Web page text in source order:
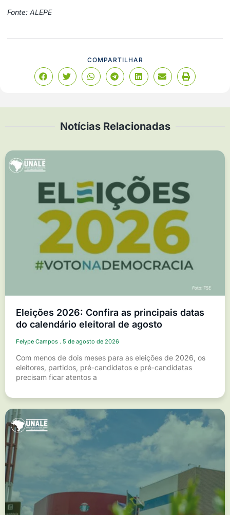
Fonte: ALEPE
COMPARTILHAR
Notícias Relacionadas
Eleições 2026: Confira as principais datas
do calendário eleitoral de agosto
Felype Campos 5 de agosto de 2026
Com menos de dois meses para as eleições de 2026, os
eleitores, partidos, pré-candidatos e pré-candidatas
precisam ficar atentos a